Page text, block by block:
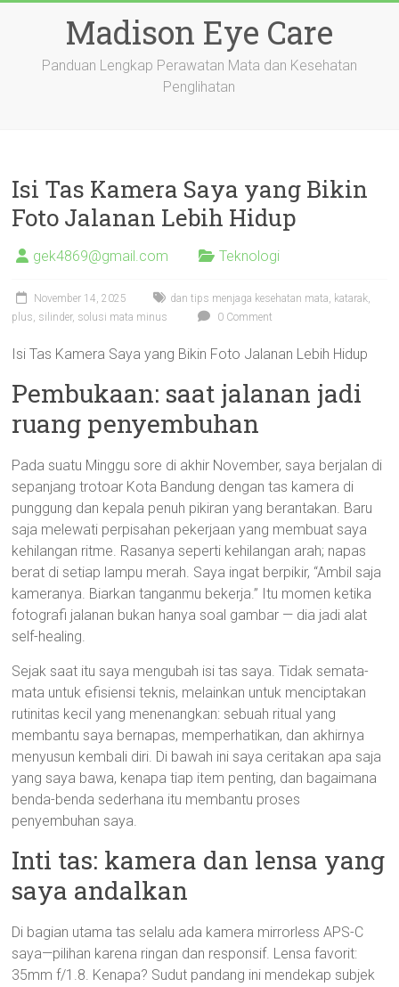
Madison Eye Care
Panduan Lengkap Perawatan Mata dan Kesehatan
Penglihatan
Isi Tas Kamera Saya yang Bikin
Foto Jalanan Lebih Hidup
gek4869@gmail.com Teknologi
November 14, 2025 dan tips menjaga kesehatan mata, katarak,
plus, silinder, solusi mata minus 0 Comment
Isi Tas Kamera Saya yang Bikin Foto Jalanan Lebih Hidup
Pembukaan: saat jalanan jadi
ruang penyembuhan
Pada suatu Minggu sore di akhir November, saya berjalan di
sepanjang trotoar Kota Bandung dengan tas kamera di
punggung dan kepala penuh pikiran yang berantakan. Baru
saja melewati perpisahan pekerjaan yang membuat saya
kehilangan ritme. Rasanya seperti kehilangan arah; napas
berat di setiap lampu merah. Saya ingat berpikir, “Ambil saja
kameranya. Biarkan tanganmu bekerja.” Itu momen ketika
fotografi jalanan bukan hanya soal gambar — dia jadi alat
self-healing.
Sejak saat itu saya mengubah isi tas saya. Tidak semata-
mata untuk efisiensi teknis, melainkan untuk menciptakan
rutinitas kecil yang menenangkan: sebuah ritual yang
membantu saya bernapas, memperhatikan, dan akhirnya
menyusun kembali diri. Di bawah ini saya ceritakan apa saja
yang saya bawa, kenapa tiap item penting, dan bagaimana
benda-benda sederhana itu membantu proses
penyembuhan saya.
Inti tas: kamera dan lensa yang
saya andalkan
Di bagian utama tas selalu ada kamera mirrorless APS-C
saya—pilihan karena ringan dan responsif. Lensa favorit:
35mm f/1.8. Kenapa? Sudut pandang ini mendekap subjek